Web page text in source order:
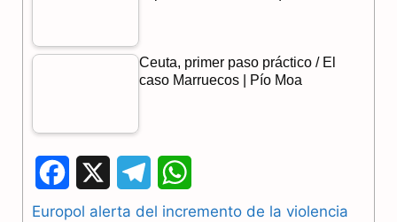
Ceuta, primer paso práctico / El
caso Marruecos | Pío Moa
a
e
h
Europol alerta del incremento de la violencia